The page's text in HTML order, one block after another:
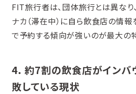
FIT旅行者は、団体旅行とは異なり
ナカ（滞在中）に自ら飲食店の情報
で予約する傾向が強いのが最大の
4. 約7割の飲食店がインバ
敗している現状